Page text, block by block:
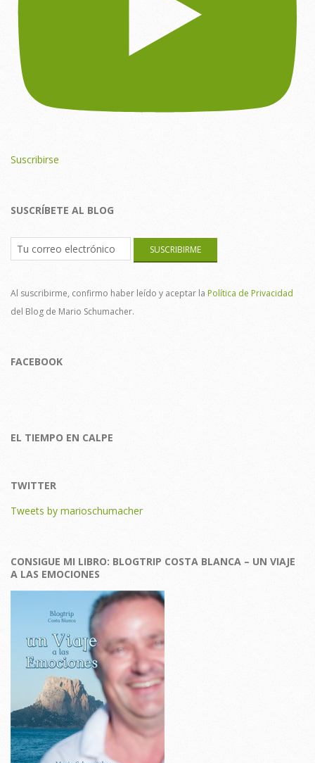
Suscribirse
SUSCRÍBETE AL BLOG
Al suscribirme, confirmo haber leído y aceptar la Política de Privacidad
del Blog de Mario Schumacher.
FACEBOOK
EL TIEMPO EN CALPE
TWITTER
Tweets by marioschumacher
CONSIGUE MI LIBRO: BLOGTRIP COSTA BLANCA – UN VIAJE
A LAS EMOCIONES